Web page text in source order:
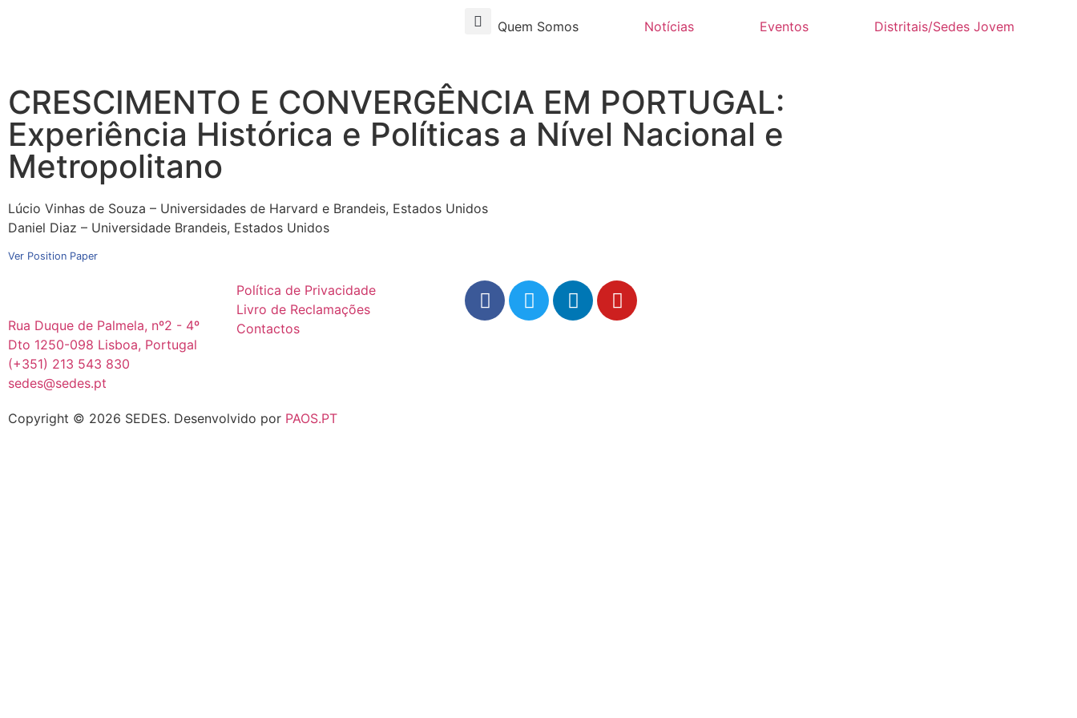
Quem Somos Notícias Eventos Distritais/Sedes Jovem
CRESCIMENTO E CONVERGÊNCIA EM PORTUGAL:
Experiência Histórica e Políticas a Nível Nacional e
Metropolitano
Lúcio Vinhas de Souza – Universidades de Harvard e Brandeis, Estados Unidos
Daniel Diaz – Universidade Brandeis, Estados Unidos
Ver Position Paper
Rua Duque de Palmela, nº2 - 4º
Dto 1250-098 Lisboa, Portugal
(+351) 213 543 830
sedes@sedes.pt
Política de Privacidade
Livro de Reclamações
Contactos
Copyright © 2026 SEDES. Desenvolvido por PAOS.PT